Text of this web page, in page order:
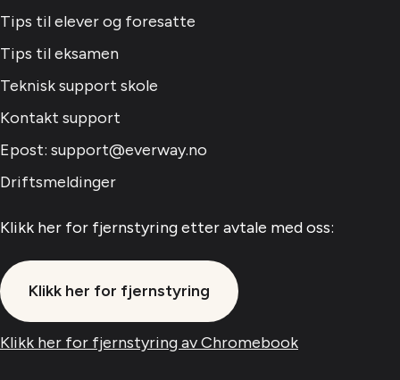
Tips til elever og foresatte
Tips til eksamen
Teknisk support skole
Kontakt support
Epost: support@everway.no
Driftsmeldinger
Klikk her for fjernstyring etter avtale med oss:
Klikk her for fjernstyring
Klikk her for fjernstyring av Chromebook